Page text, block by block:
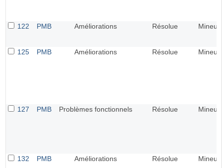
122 PMB Améliorations Résolue Mineur
125 PMB Améliorations Résolue Mineur
127 PMB Problèmes fonctionnels Résolue Mineur
132 PMB Améliorations Résolue Mineur